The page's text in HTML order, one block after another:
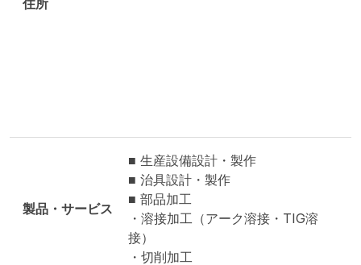
住所
製品・サービス
■ 生産設備設計・製作
■ 治具設計・製作
■ 部品加工
・溶接加工（アーク溶接・TIG溶
接）
・切削加工